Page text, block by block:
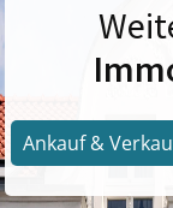
Ankauf &